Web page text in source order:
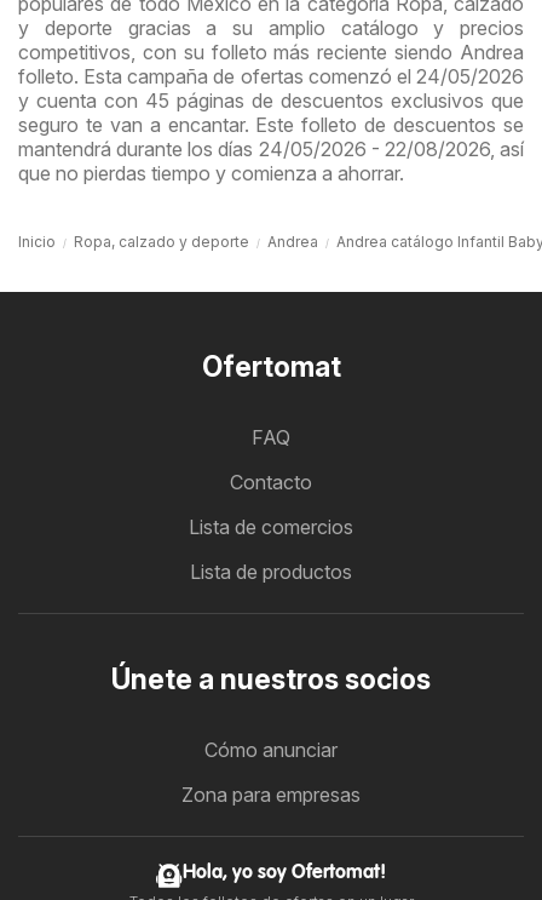
y deporte gracias a su amplio catálogo y precios
competitivos, con su folleto más reciente siendo Andrea
folleto. Esta campaña de ofertas comenzó el 24/05/2026
y cuenta con 45 páginas de descuentos exclusivos que
seguro te van a encantar. Este folleto de descuentos se
mantendrá durante los días 24/05/2026 - 22/08/2026, así
que no pierdas tiempo y comienza a ahorrar.
Inicio Ropa, calzado y deporte Andrea Andrea catálogo Infantil
Ofertomat
FAQ
Contacto
Lista de comercios
Lista de productos
Únete a nuestros socios
Cómo anunciar
Zona para empresas
Hola, yo soy Ofertomat!